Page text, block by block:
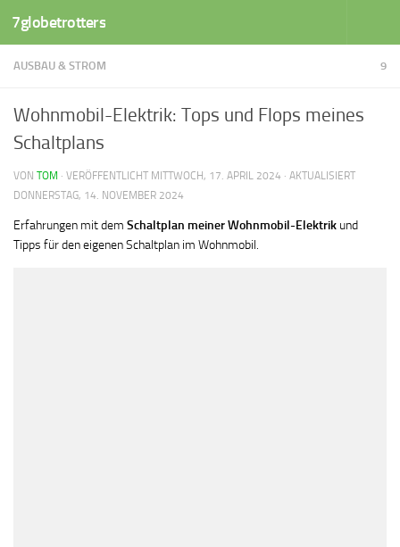
Zum Inhalt springen
7globetrotters
AUSBAU & STROM 9
Wohnmobil-Elektrik: Tops und Flops meines
Schaltplans
VON TOM · VERÖFFENTLICHT MITTWOCH, 17. APRIL 2024 · AKTUALISIERT
DONNERSTAG, 14. NOVEMBER 2024
Erfahrungen mit dem Schaltplan meiner Wohnmobil-Elektrik und
Tipps für den eigenen Schaltplan im Wohnmobil.